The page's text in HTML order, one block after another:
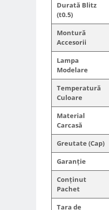
Trepiede video
Trepied / Monopied Carbon
Trepiede pentru compacte /
Monopiede foto/video
Cap trepied si monopied
Carucioare trepied (Dolly)
Placute cap trepied
Huse trepied / stativ lumini
Sina Focus pentru Macro
Accesorii trepiede si
Studio/Lumini si accesorii
Durată Blitz
(t0.5)
Montură
Accesorii
Lampa
Modelare
Temperatură
Culoare
Material
Carcasă
Greutate (Cap)
Garanție
Conținut
Pachet
Țara de